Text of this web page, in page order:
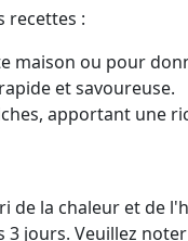
recettes :
maison ou pour
et savoureuse.
apportant une
la chaleur et de
jours. Veuillez